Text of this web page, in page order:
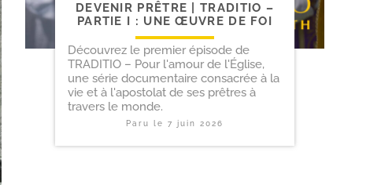
DEVENIR PRÊTRE | TRADITIO –
PARTIE I : UNE ŒUVRE DE FOI
Découvrez le premier épisode de
TRADITIO – Pour l'amour de l'Église,
une série documentaire consacrée à la
vie et à l'apostolat de ses prêtres à
travers le monde.
Paru le 7 juin 2026